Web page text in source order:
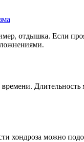
отдышка. Если
хондроза можно